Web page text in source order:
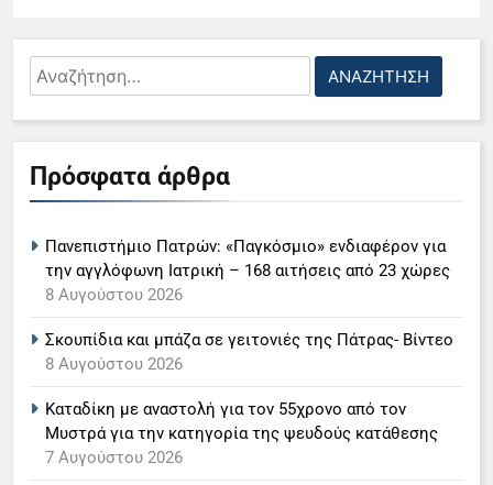
Αναζήτηση
για:
Πρόσφατα άρθρα
Πανεπιστήμιο Πατρών: «Παγκόσμιο» ενδιαφέρον για
την αγγλόφωνη Ιατρική – 168 αιτήσεις από 23 χώρες
8 Αυγούστου 2026
Σκουπίδια και μπάζα σε γειτονιές της Πάτρας- Βίντεο
8 Αυγούστου 2026
Καταδίκη με αναστολή για τον 55χρονο από τον
Μυστρά για την κατηγορία της ψευδούς κατάθεσης
7 Αυγούστου 2026
5
«τιμόνι» του κεντρικού δελτίου
ειδήσεων της ΕΡΤ
LIFESTYLE-MEDIA
6
LIFESTYLE-MEDIA
7
Τέλος από τον ΑΝΤ1 ο